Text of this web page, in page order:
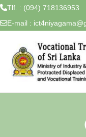
Tlf. : (094) 718136953
E-mail :